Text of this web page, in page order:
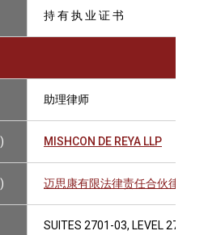
持 有 执 业 证 书
助理律师
MISHCON DE REYA LLP
迈思康有限法律责任合伙律师事
SUITES 2701-03, LEVEL 27,